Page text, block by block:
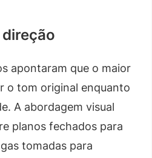
apontaram que o maior
o tom original enquanto
A abordagem visual
planos fechados para
tomadas para